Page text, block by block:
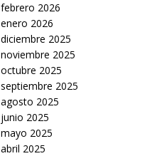
febrero 2026
enero 2026
diciembre 2025
noviembre 2025
octubre 2025
septiembre 2025
agosto 2025
junio 2025
mayo 2025
abril 2025